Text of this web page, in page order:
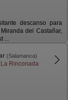
descanso para
del Castañar,
...
(Salamanca)
Rinconada